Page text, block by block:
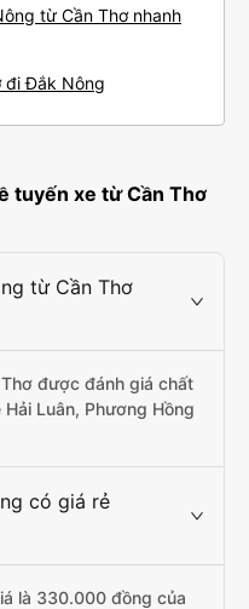
từ Cần Thơ nhanh
đi Đắk Nông
tuyến xe từ Cần Thơ
từ Cần Thơ
được đánh giá chất
Luân, Phương Hồng
có giá rẻ
là 330.000 đồng của